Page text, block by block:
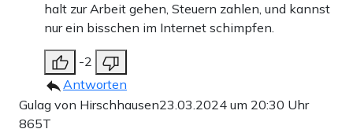
halt zur Arbeit gehen, Steuern zahlen, und kannst
nur ein bisschen im Internet schimpfen.
-2
Antworten
Gulag von Hirschhausen23.03.2024 um 20:30 Uhr
865T